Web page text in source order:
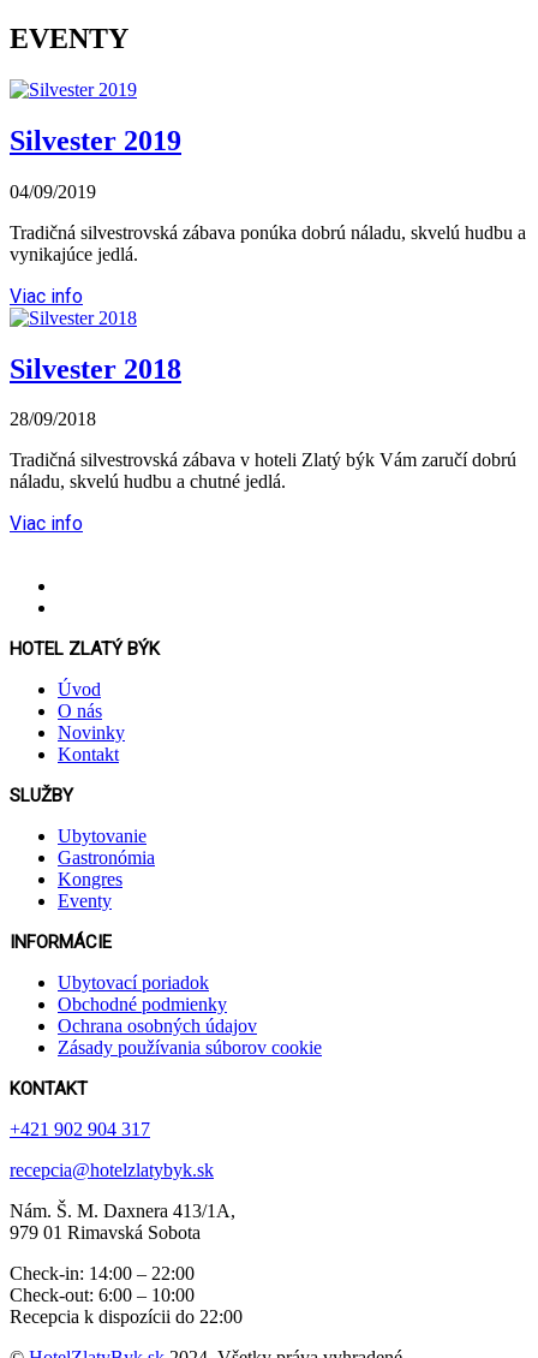
EVENTY
Silvester 2019
04/09/2019
Tradičná silvestrovská zábava ponúka dobrú náladu, skvelú hudbu a
vynikajúce jedlá.
Viac info
Silvester 2018
28/09/2018
Tradičná silvestrovská zábava v hoteli Zlatý býk Vám zaručí dobrú
náladu, skvelú hudbu a chutné jedlá.
Viac info
HOTEL ZLATÝ BÝK
Úvod
O nás
Novinky
Kontakt
SLUŽBY
Ubytovanie
Gastronómia
Kongres
Eventy
INFORMÁCIE
Ubytovací poriadok
Obchodné podmienky
Ochrana osobných údajov
Zásady používania súborov cookie
KONTAKT
+421 902 904 317
recepcia@hotelzlatybyk.sk
Nám. Š. M. Daxnera 413 /1A,
979 01 Rimavská Sobota
Check-in: 14:00 – 22:00
Check-out: 6:00 – 10:00
Recepcia k dispozícii do 22:00